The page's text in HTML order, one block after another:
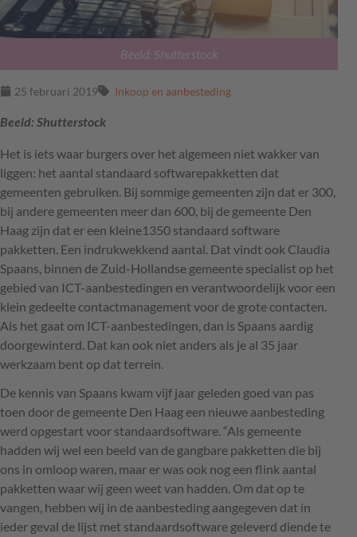
Beeld: Shutterstock
25 februari 2019 Inkoop en aanbesteding
Beeld: Shutterstock
Het is iets waar burgers over het algemeen niet wakker van
liggen: het aantal standaard softwarepakketten dat
gemeenten gebruiken. Bij sommige gemeenten zijn dat er 300,
bij andere gemeenten meer dan 600, bij de gemeente Den
Haag zijn dat er een kleine1350 standaard software
pakketten. Een indrukwekkend aantal. Dat vindt ook Claudia
Spaans, binnen de Zuid-Hollandse gemeente specialist op het
gebied van ICT-aanbestedingen en verantwoordelijk voor een
klein gedeelte contactmanagement voor de grote contacten.
Als het gaat om ICT-aanbestedingen, dan is Spaans aardig
doorgewinterd. Dat kan ook niet anders als je al 35 jaar
werkzaam bent op dat terrein.
De kennis van Spaans kwam vijf jaar geleden goed van pas
toen door de gemeente Den Haag een nieuwe aanbesteding
werd opgestart voor standaardsoftware. “Als gemeente
hadden wij wel een beeld van de gangbare pakketten die bij
ons in omloop waren, maar er was ook nog een flink aantal
pakketten waar wij geen weet van hadden. Om dat op te
vangen, hebben wij in de aanbesteding aangegeven dat in
ieder geval de lijst met standaardsoftware geleverd diende te